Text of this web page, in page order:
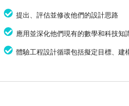
提出、評估並修改他們的設計思路
應用並深化他們現有的數學和科技知
體驗工程設計循環包括擬定目標、